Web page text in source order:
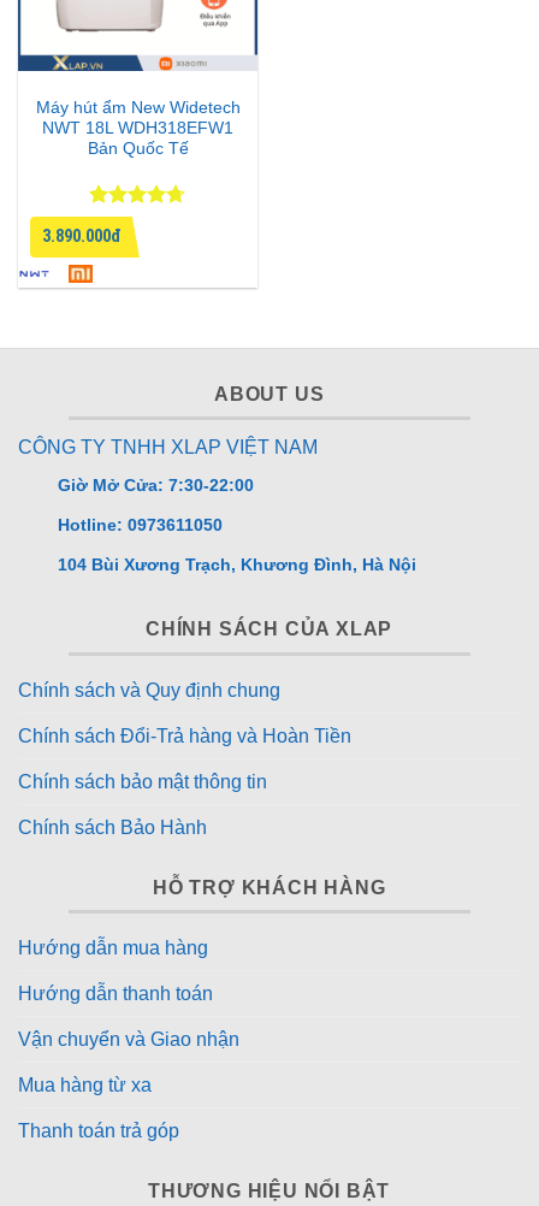
Máy hút ẩm New Widetech
NWT 18L WDH318EFW1
Bản Quốc Tế
Được xếp
hạng4.67
5 sao
3.890.000đ
ABOUT US
CÔNG TY TNHH XLAP VIỆT NAM
Giờ Mở Cửa: 7:30-22:00
Hotline: 0973611050
104 Bùi Xương Trạch, Khương Đình, Hà Nội
CHÍNH SÁCH CỦA XLAP
Chính sách và Quy định chung
Chính sách Đổi-Trả hàng và Hoàn Tiền
Chính sách bảo mật thông tin
Chính sách Bảo Hành
HỖ TRỢ KHÁCH HÀNG
Hướng dẫn mua hàng
Hướng dẫn thanh toán
Vận chuyển và Giao nhận
Mua hàng từ xa
Thanh toán trả góp
THƯƠNG HIỆU NỔI BẬT